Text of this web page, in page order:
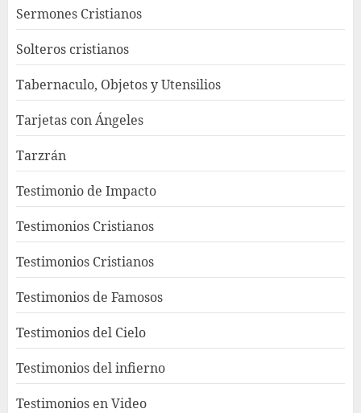
Sermones Cristianos
Solteros cristianos
Tabernaculo, Objetos y Utensilios
Tarjetas con Ángeles
Tarzrán
Testimonio de Impacto
Testimonios Cristianos
Testimonios Cristianos
Testimonios de Famosos
Testimonios del Cielo
Testimonios del infierno
Testimonios en Video